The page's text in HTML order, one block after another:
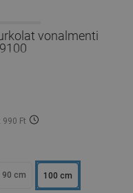
vonalmenti
Ft
90 cm 100 cm